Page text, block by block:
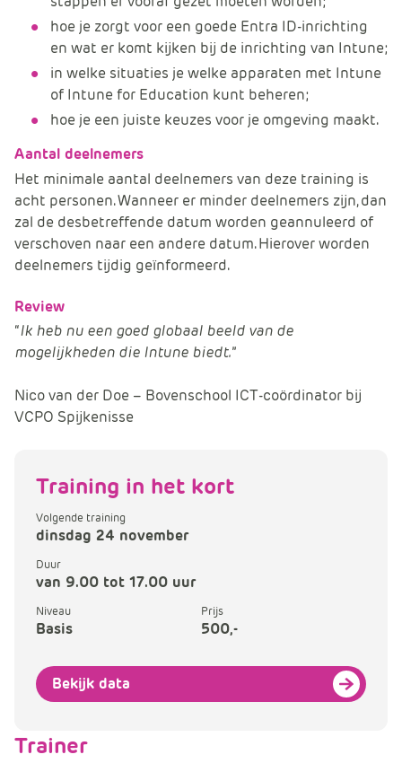
hoe je zorgt voor een goede Entra ID-inrichting
en wat er komt kijken bij de inrichting van Intune;
in welke situaties je welke apparaten met Intune
of Intune for Education kunt beheren;
hoe je een juiste keuzes voor je omgeving maakt.
Aantal deelnemers
Het minimale aantal deelnemers van deze training is
acht personen. Wanneer er minder deelnemers zijn, dan
zal de desbetreffende datum worden geannuleerd of
verschoven naar een andere datum. Hierover worden
deelnemers tijdig geïnformeerd.
Review
“Ik heb nu een goed globaal beeld van de
mogelijkheden die Intune biedt.”
Nico van der Doe – Bovenschool ICT-coördinator bij
VCPO Spijkenisse
Training in het kort
Volgende training
dinsdag 24 november
Duur
van 9.00 tot 17.00 uur
Niveau
Basis
Prijs
500,-
Bekijk data
Trainer